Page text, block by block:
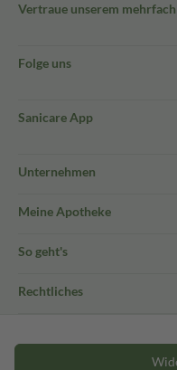
Vertraue unserem
Folge uns
Sanicare App
Unternehmen
Meine Apotheke
So geht's
Rechtliches